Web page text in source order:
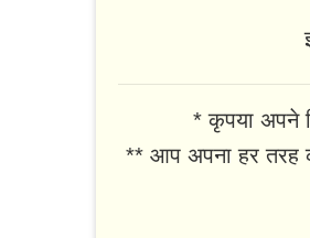
* कृपया अपने
** आप अपना हर तरह